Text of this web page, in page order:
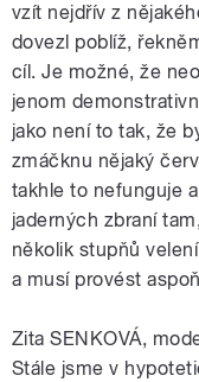
vzít nejdřív z
dovezl poblíž,
cíl. Je možné, že
jenom
jako není to tak, že
zmáčknu nějaký
takhle to nefunguje
jaderných zbraní
několik stupňů
a musí provést
Zita SENKOVÁ,
Stále jsme v